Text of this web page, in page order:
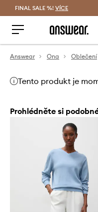
FINAL SALE %! VÍCE
Answear Ona Oblečení
Tento produkt je
Prohlédněte si